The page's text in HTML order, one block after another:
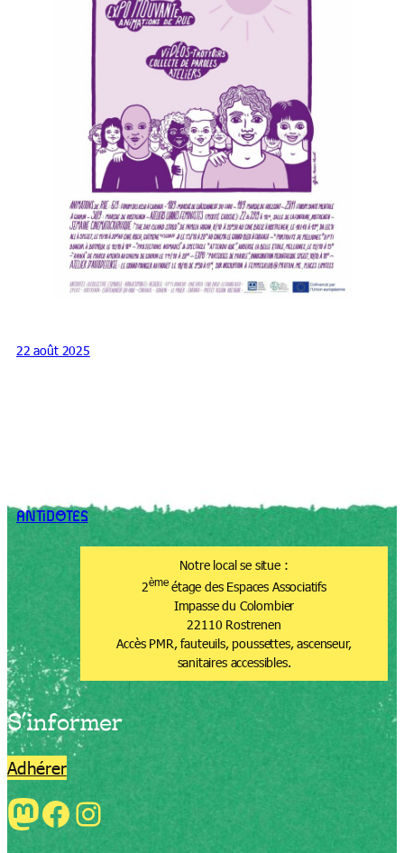
22 août 2025
ANTiDOTES
Notre local se situe :
2èmeétage des Espaces Associatifs
Impasse du Colombier
22110 Rostrenen
Accès PMR, fauteuils, poussettes, ascenseur,
sanitaires accessibles.
S’informer
Adhérer
Mastodon Facebook Instagram